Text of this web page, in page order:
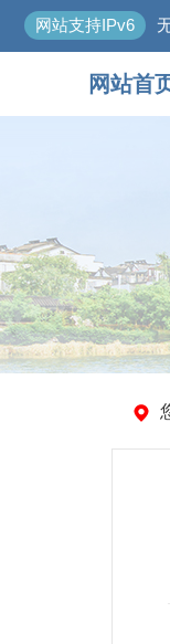
网站支持IPv6
网站首